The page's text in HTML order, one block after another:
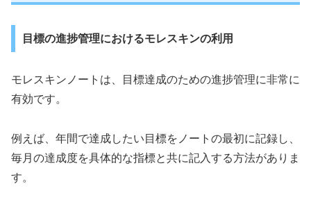
目標の進捗管理におけるモレスキンの利用
モレスキンノートは、目標達成のための進捗管理に非常に
有効です。
例えば、年間で達成したい目標をノートの最初に記録し、
毎月の達成度を具体的な指標と共に記入する方法がありま
す。